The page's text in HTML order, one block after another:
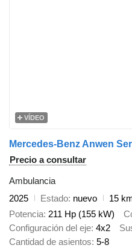
VÍDEO
Mercedes-Benz Anwen
Precio a consultar
Ambulancia
2025
Estado nuevo 15
Potencia 211 Hp (155 kW)
Configuración del eje 4x2
Cantidad de asientos 5-8